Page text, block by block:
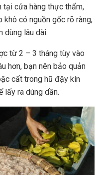
tại cửa hàng thực thẩm,
có nguồn gốc rõ ràng,
dùng lâu dài.
từ 2 – 3 tháng tùy vào
hơn, bạn nên bảo quản
cất trong hũ đậy kín
lấy ra dùng dần.